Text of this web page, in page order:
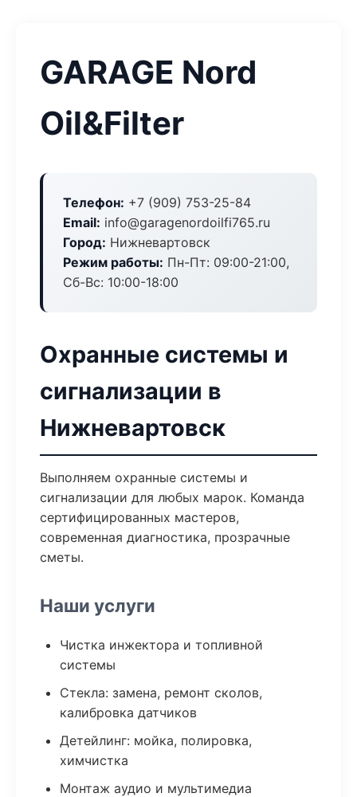
GARAGE Nord
Oil&Filter
Телефон: +7 (909) 753-25-84
Email: info@garagenordoilfi765.ru
Город: Нижневартовск
Режим работы: Пн-Пт: 09:00-21:00,
Сб-Вс: 10:00-18:00
Охранные системы и
сигнализации в
Нижневартовск
Выполняем охранные системы и
сигнализации для любых марок. Команда
сертифицированных мастеров,
современная диагностика, прозрачные
сметы.
Наши услуги
Чистка инжектора и топливной
системы
Стекла: замена, ремонт сколов,
калибровка датчиков
Детейлинг: мойка, полировка,
химчистка
Монтаж аудио и мультимедиа